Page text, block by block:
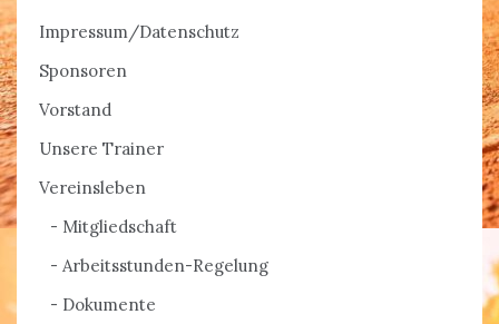
Impressum/Datenschutz
Sponsoren
Vorstand
Unsere Trainer
Vereinsleben
Mitgliedschaft
Arbeitsstunden-Regelung
Dokumente